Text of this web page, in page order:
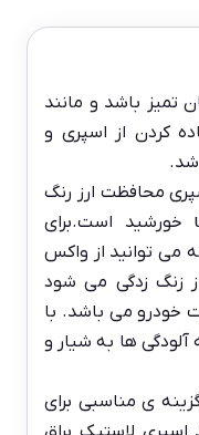
تمیز باشد و مانند
کردن از اسپری و
محافظت ارز رنگ
بدنه خودرو در مقابل اشعه uv خورشید است.برای
می توانید از واکس
زنگ زدگی می شود
خودرو می باشد. با
ها به شیار و
ی مناسبی برای